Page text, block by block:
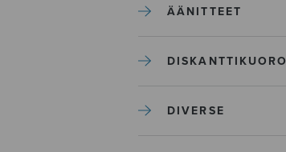
ÄÄNITTEET
DISKANTTIKUORO
DIVERSE